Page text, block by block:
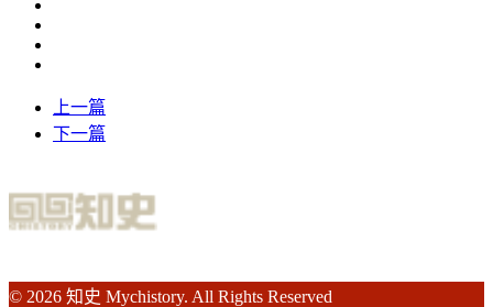
上一篇
下一篇
© 2026 知史 Mychistory. All Rights Reserved